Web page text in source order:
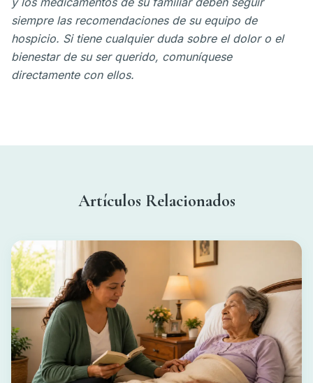
siempre las recomendaciones de su equipo de
hospicio. Si tiene cualquier duda sobre el dolor o el
bienestar de su ser querido, comuníquese
directamente con ellos.
Artículos Relacionados